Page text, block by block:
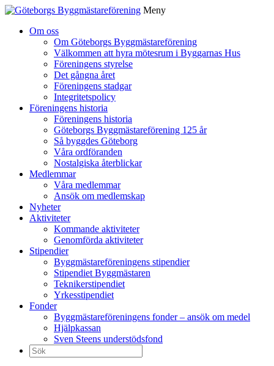
Meny
Om oss
Om Göteborgs Byggmästareförening
Välkommen att hyra mötesrum i Byggarnas Hus
Föreningens styrelse
Det gångna året
Föreningens stadgar
Integritetspolicy
Föreningens historia
Föreningens historia
Göteborgs Byggmästareförening 125 år
Så byggdes Göteborg
Våra ordföranden
Nostalgiska återblickar
Medlemmar
Våra medlemmar
Ansök om medlemskap
Nyheter
Aktiviteter
Kommande aktiviteter
Genomförda aktiviteter
Stipendier
Byggmästareföreningens stipendier
Stipendiet Byggmästaren
Teknikerstipendiet
Yrkesstipendiet
Fonder
Byggmästareföreningens fonder – ansök om medel
Hjälpkassan
Sven Steens understödsfond
Sök
efter: